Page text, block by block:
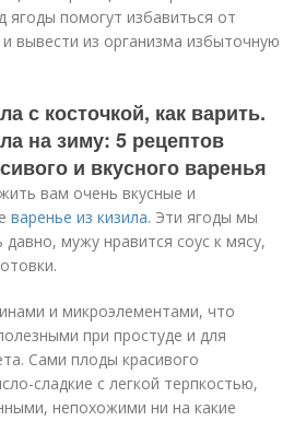
ягоды помогут избавиться от
вывести из организма избыточную
с косточкой, как варить.
на зиму: 5 рецептов
и вкусного варенья
вам очень вкусные и
варенье из кизила. Эти ягоды мы
мужу нравится соус к мясу,
и микроэлементами, что
при простуде и для
Сами плоды красивого
сладкие с легкой терпкостью,
непохожими ни на какие